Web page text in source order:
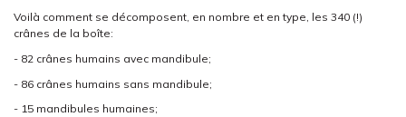
Voilà comment se décomposent, en nombre et en type, les 340 (!)
crânes de la boîte:
- 82 crânes humains avec mandibule;
- 86 crânes humains sans mandibule;
- 15 mandibules humaines;